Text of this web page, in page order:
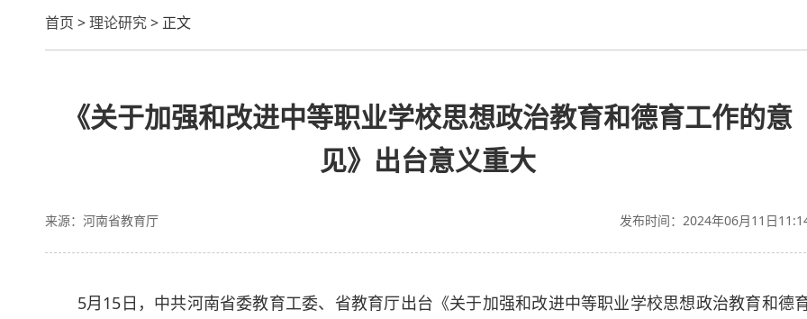
首页 >理论研究> 正文
《关于加强和改进中等职业学校思想政治教育和德育工作的意
见》出台意义重大
发布时间：2024年06月11日
来源：河南省教育厅
5月15日，中共河南省委教育工委、省教育厅出台《关于加强和改进中等职业学校思想政治教育和德